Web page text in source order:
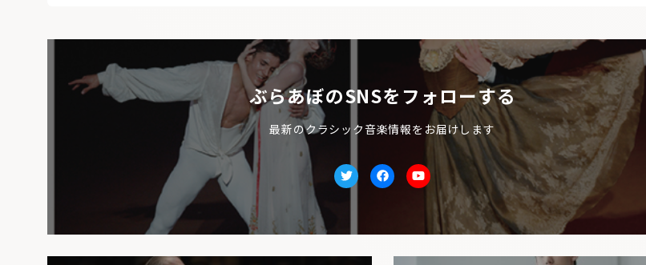
ぶらあぼのSNSをフォローする
最新のクラシック音楽情報をお届けします
TwitterfacebookYoutube